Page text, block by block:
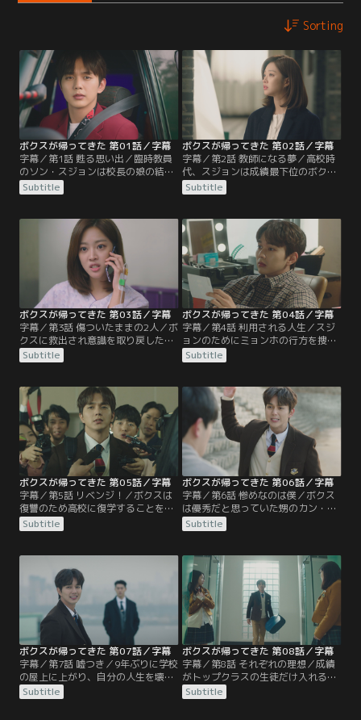
Sorting
ボクスが帰ってきた 第01話／字幕
字幕／第1話 甦る思い出／臨時教員
のソン・スジョンは校長の娘の結婚
式に行くが、正規採用にしないと言
われ最悪な気分で式場をあとにす
連れ出そうとしていたカン・ボクス
は、逃げる途中でスジョンとすれ違
Subtitle
ボクスが帰ってきた 第02話／字幕
字幕／第2話 教師になる夢／高校時
代、スジョンは成績最下位のボクス
に、一生懸命国語を教えていた。そ
の結果、ボクスは前回のテストから
から教師になるよう勧められたスジ
ョンは、大人になって教師になる
が…。
Subtitle
ボクスが帰ってきた 第03話／字幕
字幕／第3話 傷ついたままの2人／ボ
クスに救出され意識を取り戻したス
ジョンは、自分から大金を騙し取っ
たキム・ミョンホに電話をかける。
は留守番電話に怒りのメッセージを
残す。それをこっそり聞いていたボ
クスは…。
Subtitle
ボクスが帰ってきた 第04話／字幕
字幕／第4話 利用される人生／スジ
ョンのためにミョンホの行方を捜す
ボクス。そんなボクスのもとに、元
担任のパク・ドンジュン先生がやっ
める。それを聞いていたボクスの母
は激怒し、パク先生を追い出してし
まう！
Subtitle
ボクスが帰ってきた 第05話／字幕
字幕／第5話 リベンジ！／ボクスは
復讐のため高校に復学することを決
意。学校に登校したボクスは、大勢
の記者が集まる体育館に連れていか
学に追いやった元同級生のオ・セホ
がおり、新理事長として挨拶を始め
Subtitle
ボクスが帰ってきた 第06話／字幕
字幕／第6話 惨めなのは僕／ボクス
は優秀だと思っていた甥のカン・イ
ノが、実は落ちこぼれで使い走りに
されていると知り激怒。しかしイノ
スに懇願する。そんなイノを放って
おけないボクスは、自ら使い走りに
なると宣言！
Subtitle
ボクスが帰ってきた 第07話／字幕
字幕／第7話 嘘つき／9年ぶりに学校
の屋上に上がり、自分の人生を壊し
たスジョンとセホを責めるボクス。
しかし、スジョンはボクスの言葉を
Subtitle
ボクスが帰ってきた 第08話／字幕
字幕／第8話 それぞれの理想／成績
がトップクラスの生徒だけ入れる
IVY組で、最下位が続くオ・ヨンミ
ン。ヨンミンは下のクラスに移るよ
Subtitle